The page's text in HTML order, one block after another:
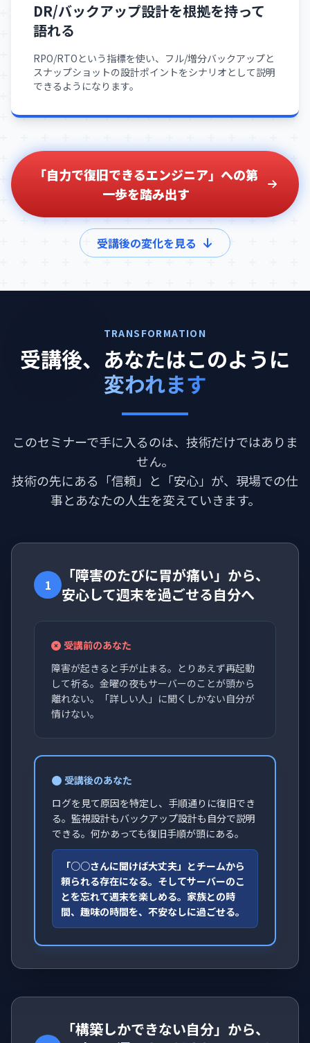
DR/バックアップ設計を根拠を持って
語れる
RPO/RTOという指標を使い、フル/増分バックアップと
スナップショットの設計ポイントをシナリオとして説明
できるようになります。
「自力で復旧できるエンジニア」への第
一歩を踏み出す
受講後の変化を見る
TRANSFORMATION
受講後、あなたはこのように
変われます
このセミナーで手に入るのは、技術だけではありま
せん。
技術の先にある「信頼」と「安心」が、現場での仕
事とあなたの人生を変えていきます。
1
「障害のたびに胃が痛い」から、
安心して週末を過ごせる自分へ
受講前のあなた
障害が起きると手が止まる。とりあえず再起動
して祈る。金曜の夜もサーバーのことが頭から
離れない。「詳しい人」に聞くしかない自分が
情けない。
受講後のあなた
ログを見て原因を特定し、手順通りに復旧でき
る。監視設計もバックアップ設計も自分で説明
できる。何かあっても復旧手順が頭にある。
「○○さんに聞けば大丈夫」とチームから
頼られる存在になる。そしてサーバーのこ
とを忘れて週末を楽しめる。家族との時
間、趣味の時間を、不安なしに過ごせる。
「構築しかできない自分」から、